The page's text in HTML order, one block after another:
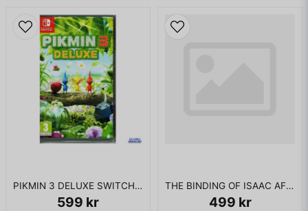
PIKMIN 3 DELUXE SWITCH SVENSK UTGÅVA
599 kr
THE BINDING OF ISAAC AFTERBIRTH+ SWITCH
499 kr